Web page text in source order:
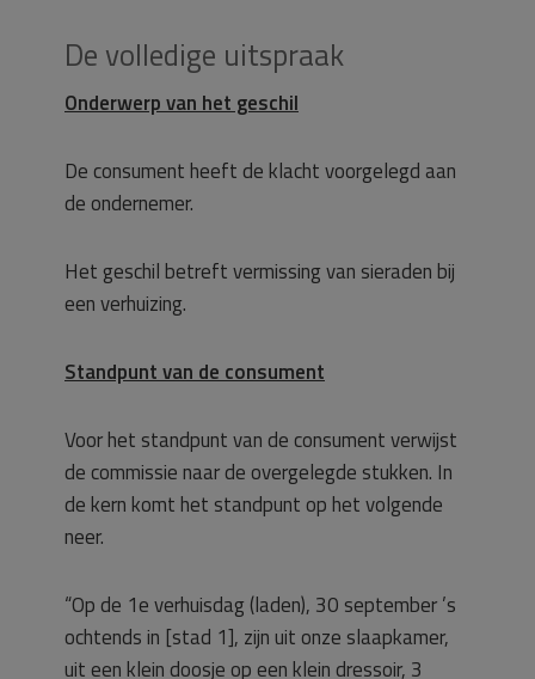
De volledige uitspraak
Onderwerp van het geschil
De consument heeft de klacht voorgelegd aan
de ondernemer.
Het geschil betreft vermissing van sieraden bij
een verhuizing.
Standpunt van de consument
Voor het standpunt van de consument verwijst
de commissie naar de overgelegde stukken. In
de kern komt het standpunt op het volgende
neer.
“Op de 1e verhuisdag (laden), 30 september ’s
ochtends in [stad 1], zijn uit onze slaapkamer,
uit een klein doosje op een klein dressoir, 3